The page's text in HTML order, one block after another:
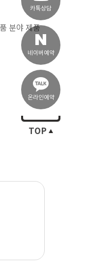
분야 제품
카톡상담
네이버예약
온라인예약
TOP